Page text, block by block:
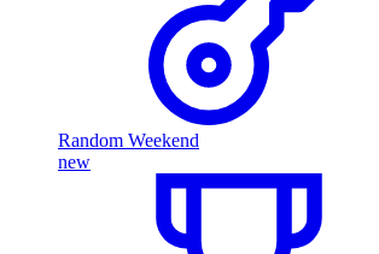
Random Weekend
new